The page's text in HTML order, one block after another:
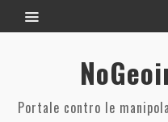
Portale contro le